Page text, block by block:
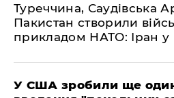
​Туреччина, Саудівська
Пакистан створили
прикладом НАТО: Іран у
​У США зробили ще